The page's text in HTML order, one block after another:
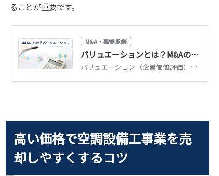
ることが重要です。
M&A・事業承継
バリュエーションとは？M&Aの企業価値評価3つのアプローチを図解で解説
バリュエーション（企業価値評価）の3つのアプローチ（インカム・マーケット・コスト）を図解で解説。DCF法・マルチプル法・時価純資産法の使い分けと相場観がわかります。
高い価格で空調設備工事業を売
却しやすくするコツ